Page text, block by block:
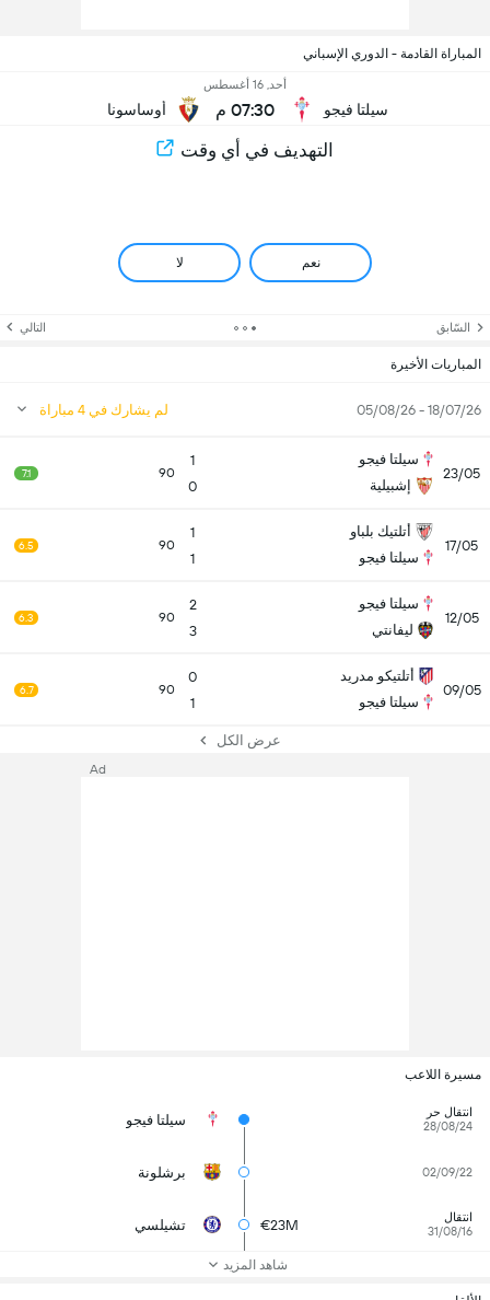
المباراة القادمة - الدوري الإسباني
سيلتا فيجو
أحد, 16 أغسطس
07:30 م أوساسونا
التهديف في أي وقت
نعم لا
السّابق التالي
المباريات الأخيرة
18/07/26 - 05/08/26 لم يشارك في 4 مباراة
23/05
سيلتا فيجو
إشبيلية
1
0
90
7.1
17/05
أتلتيك بلباو
سيلتا فيجو
1
1
90
6.5
12/05
سيلتا فيجو
ليفانتي
2
3
90
6.3
09/05
أتلتيكو مدريد
سيلتا فيجو
0
1
90
6.7
عرض الكل
مسيرة اللاعب
انتقال حر
28/08/24
سيلتا فيجو
02/09/22 برشلونة
انتقال
31/08/16
€23M تشيلسي
شاهد المزيد
Ad